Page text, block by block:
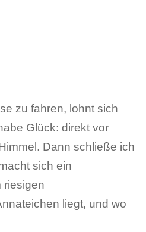
zu fahren, lohnt sich
Glück: direkt vor
Dann schließe ich
sich ein
riesigen
liegt, und wo